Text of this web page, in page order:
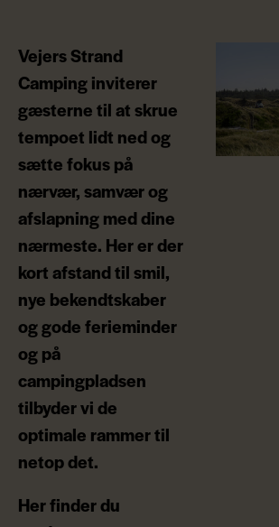
Vejers Strand
Camping inviterer
gæsterne til at skrue
tempoet lidt ned og
sætte fokus på
nærvær, samvær og
afslapning med dine
nærmeste. Her er der
kort afstand til smil,
nye bekendtskaber
og gode ferieminder
og på
campingpladsen
tilbyder vi de
optimale rammer til
netop det.
Her finder du